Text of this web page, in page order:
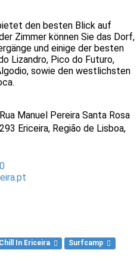
den besten Blick auf
Zimmer können Sie das Dorf,
und einige der besten
Lizandro, Pico do Futuro,
sowie den westlichsten
Manuel Pereira Santa Rosa
Ericeira, Região de Lisboa,
Chill In Ericeira Surfcamp